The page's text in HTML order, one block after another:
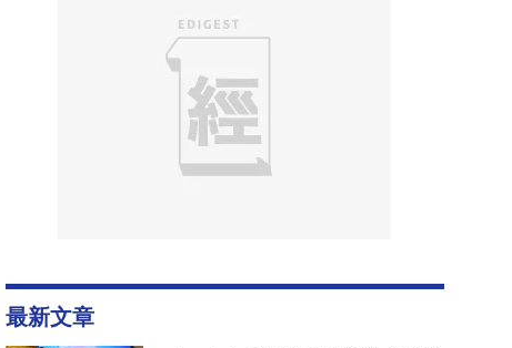
最新文章